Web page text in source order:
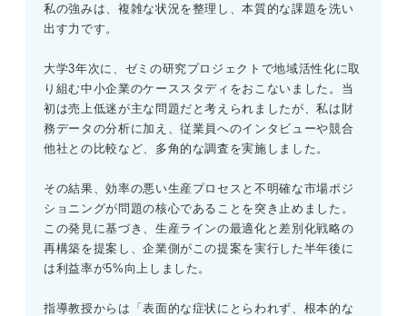
私の強みは、複雑な状況を整理し、本質的な課題を洗い
出す力です。
大学3年次に、ゼミの研究プロジェクトで地域活性化に取
り組む中小企業のケーススタディをおこないました。当
初は売上低迷が主な問題だと考えられましたが、私は財
務データの分析に加え、従業員へのインタビューや競合
他社との比較など、多角的な調査を実施しました。
その結果、効率の悪い生産プロセスと不明確な市場ポジ
ショニングが問題の核心であることを突き止めました。
この発見に基づき、生産ラインの最適化と差別化戦略の
再構築を提案し、企業側がこの提案を実行した半年後に
は利益率が5%向上しました。
指導教授からは「表面的な症状にとらわれず、根本的な